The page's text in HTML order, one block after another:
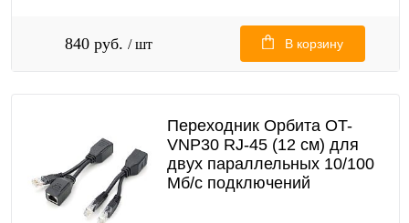
840 руб. / шт В корзину
Переходник Орбита OT-
VNP30 RJ-45 (12 см) для
двух параллельных 10/100
Мб/с подключений